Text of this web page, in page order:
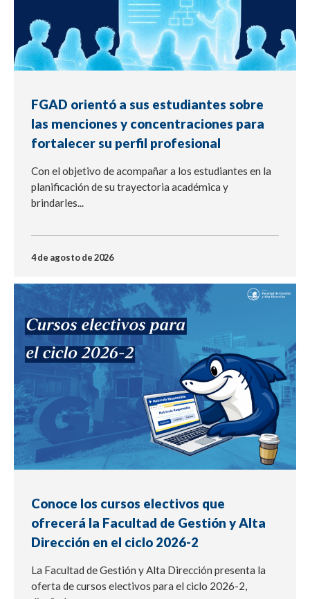
FGAD orientó a sus estudiantes sobre
las menciones y concentraciones para
fortalecer su perfil profesional
Con el objetivo de acompañar a los estudiantes en la
planificación de su trayectoria académica y
brindarles...
4 de agosto de 2026
Conoce los cursos electivos que
ofrecerá la Facultad de Gestión y Alta
Dirección en el ciclo 2026-2
La Facultad de Gestión y Alta Dirección presenta la
oferta de cursos electivos para el ciclo 2026-2,